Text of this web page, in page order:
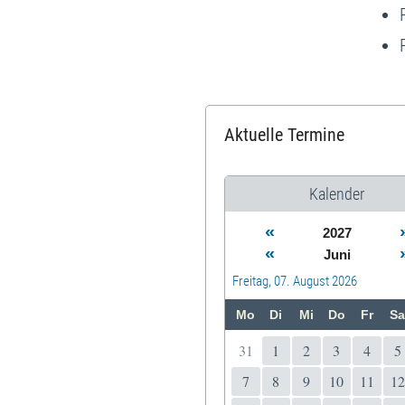
Aktuelle Termine
Kalender
« 2027
«
Juni
Freitag, 07. August 2026
Mo Di Mi Do Fr Sa
31 1 2 3 4
5
7
8 9 10 11
12